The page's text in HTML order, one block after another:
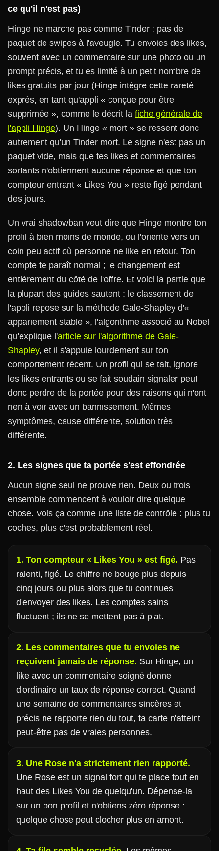
ce qu'il n'est pas)
Hinge ne marche pas comme Tinder : pas de
paquet de swipes à l'aveugle. Tu envoies des likes,
souvent avec un commentaire sur une photo ou un
prompt précis, et tu es limité à un petit nombre de
likes gratuits par jour (Hinge intègre cette rareté
exprès, en tant qu'appli « conçue pour être
supprimée », comme le décrit la fiche générale de
l'appli Hinge). Un Hinge « mort » se ressent donc
autrement qu'un Tinder mort. Le signe n'est pas un
paquet vide, mais que tes likes et commentaires
sortants n'obtiennent aucune réponse et que ton
compteur entrant « Likes You » reste figé pendant
des jours.
Un vrai shadowban veut dire que Hinge montre ton
profil à bien moins de monde, ou l'oriente vers un
coin peu actif où personne ne like en retour. Ton
compte te paraît normal ; le changement est
entièrement du côté de l'offre. Et voici la partie que
la plupart des guides sautent : le classement de
l'appli repose sur la méthode Gale-Shapley d'«
appariement stable », l'algorithme associé au Nobel
qu'explique l'article sur l'algorithme de Gale-
Shapley, et il s'appuie lourdement sur ton
comportement récent. Un profil qui se tait, ignore
les likes entrants ou se fait soudain signaler peut
donc perdre de la portée pour des raisons qui n'ont
rien à voir avec un bannissement. Mêmes
symptômes, cause différente, solution très
différente.
2. Les signes que ta portée s'est effondrée
Aucun signe seul ne prouve rien. Deux ou trois
ensemble commencent à vouloir dire quelque
chose. Vois ça comme une liste de contrôle : plus tu
coches, plus c'est probablement réel.
1. Ton compteur « Likes You » est figé. Pas
ralenti, figé. Le chiffre ne bouge plus depuis
cinq jours ou plus alors que tu continues
d'envoyer des likes. Les comptes sains
fluctuent ; ils ne se mettent pas à plat.
2. Les commentaires que tu envoies ne
reçoivent jamais de réponse. Sur Hinge, un
like avec un commentaire soigné donne
d'ordinaire un taux de réponse correct. Quand
une semaine de commentaires sincères et
précis ne rapporte rien du tout, ta carte n'atteint
peut-être pas de vraies personnes.
3. Une Rose n'a strictement rien rapporté.
Une Rose est un signal fort qui te place tout en
haut des Likes You de quelqu'un. Dépense-la
sur un bon profil et n'obtiens zéro réponse :
quelque chose peut clocher plus en amont.